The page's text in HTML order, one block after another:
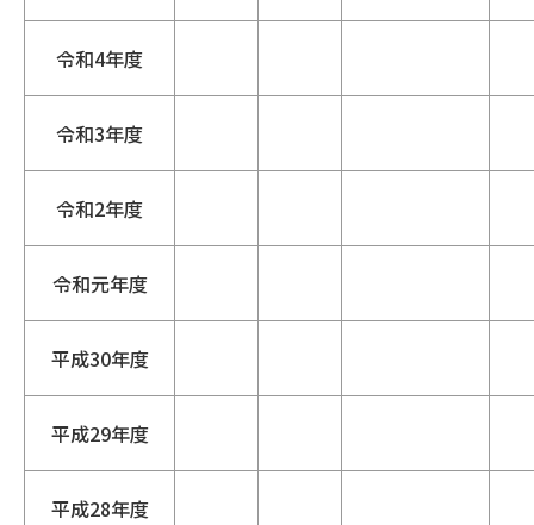
令和4年度
令和3年度
令和2年度
令和元年度
平成30年度
平成29年度
平成28年度